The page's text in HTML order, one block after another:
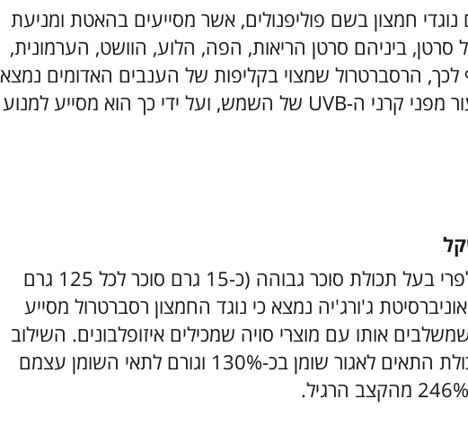
נוגדי חמצון בשם פוליפנולים, אשר מסייעים בהאטת ומניעת
ביניהם סרטן הריאות, הפה, הלוע, הוושט, הערמונית,
הרסברטרול שמצוי בקליפות של הענבים האדומים נמצא
במחקרים רבים כמגן על עור מפני קרני ה-UVB של השמש, ועל ידי כך הוא מסייע למנוע
למרות שענבים נחשבים לפרי בעל תכולת סוכר גבוהה (כ-15 גרם סוכר לכל 125 גרם
ג'ורג'יה נמצא כי נוגד החמצון רסברטרול מסייע
אותו עם מוצרי סויה שמכילים איזופלבונים. השילוב
הזה מסייע להפחית את יכולת התאים לאגור שומן בכ-130% וגורם לתאי השומן עצמם